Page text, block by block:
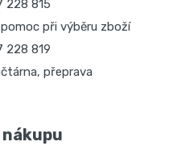
228 815
při výběru zboží
228 819
přeprava
nákupu